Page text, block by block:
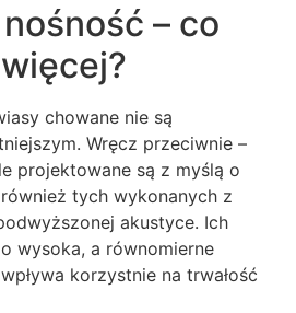
– co
chowane nie są
Wręcz przeciwnie –
projektowane są z myślą o
tych wykonanych z
akustyce. Ich
wysoka, a równomierne
korzystnie na trwałość